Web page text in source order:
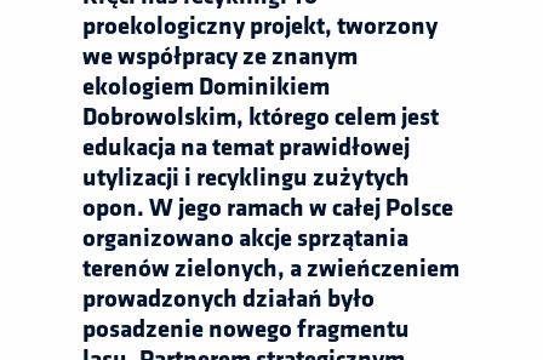
proekologiczny projekt, tworzony
we współpracy ze znanym
ekologiem Dominikiem
Dobrowolskim, którego celem jest
edukacja na temat prawidłowej
utylizacji i recyklingu zużytych
opon. W jego ramach w całej Polsce
organizowano akcje sprzątania
terenów zielonych, a zwieńczeniem
prowadzonych działań było
posadzenie nowego fragmentu